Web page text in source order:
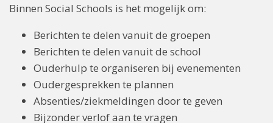
Binnen Social Schools is het mogelijk om:
Berichten te delen vanuit de groepen
Berichten te delen vanuit de school
Ouderhulp te organiseren bij evenementen
Oudergesprekken te plannen
Absenties/ziekmeldingen door te geven
Bijzonder verlof aan te vragen